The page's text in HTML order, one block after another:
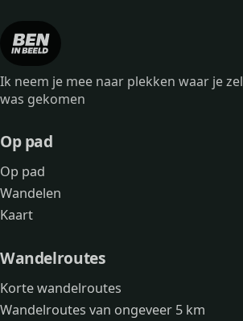
Ik neem je mee naar plekken waar je
was gekomen
Op pad
Op pad
Wandelen
Kaart
Wandelroutes
Korte wandelroutes
Wandelroutes van ongeveer 5 km